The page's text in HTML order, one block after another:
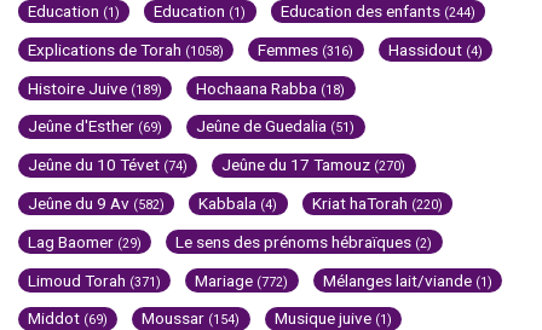
Education (1) Education (1) Education des enfants (244)
Explications de Torah (1058) Femmes (316) Hassidout (4)
Histoire Juive (189) Hochaana Rabba (18)
Jeûne d'Esther (69) Jeûne de Guedalia (51)
Jeûne du 10 Tévet (74) Jeûne du 17 Tamouz (270)
Jeûne du 9 Av (582) Kabbala (4) Kriat haTorah (220)
Lag Baomer (29) Le sens des prénoms hébraïques (2)
Limoud Torah (371) Mariage (772) Mélanges lait/viande (1)
Middot (69) Moussar (154) Musique juive (1)